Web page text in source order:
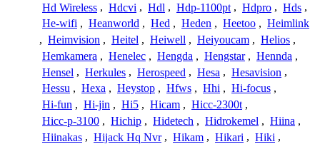
Hd Wireless , Hdcvi , Hdl , Hdp-1100pt , Hdpro , Hds ,
He-wifi , Heanworld , Hed , Heden , Heetoo , Heimlink
, Heimvision , Heitel , Heiwell , Heiyoucam , Helios ,
Hemkamera , Henelec , Hengda , Hengstar , Hennda ,
Hensel , Herkules , Herospeed , Hesa , Hesavision ,
Hessu , Hexa , Heystop , Hfws , Hhi , Hi-focus ,
Hi-fun , Hi-jin , Hi5 , Hicam , Hicc-2300t ,
Hicc-p-3100 , Hichip , Hidetech , Hidrokemel , Hiina ,
Hiinakas , Hijack Hq Nvr , Hikam , Hikari , Hiki ,